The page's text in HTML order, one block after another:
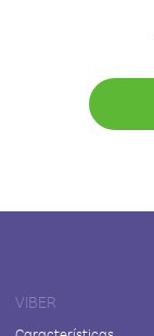
VIBER